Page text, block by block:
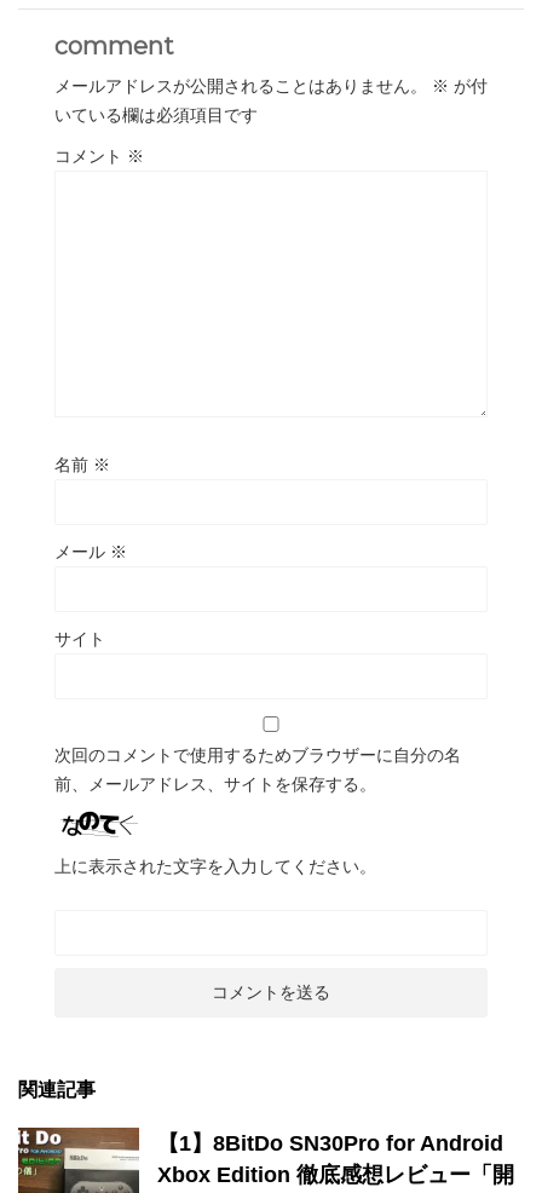
comment
メールアドレスが公開されることはありません。 ※ が付
いている欄は必須項目です
コメント ※
名前 ※
メール ※
サイト
次回のコメントで使用するためブラウザーに自分の名
前、メールアドレス、サイトを保存する。
上に表示された文字を入力してください。
関連記事
【1】8BitDo SN30Pro for Android
Xbox Edition 徹底感想レビュー「開